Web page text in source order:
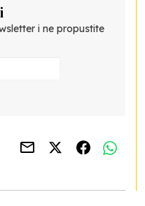
i ne propustite